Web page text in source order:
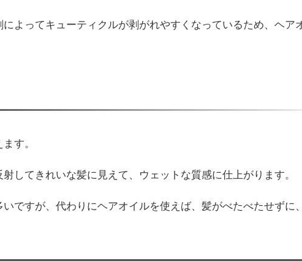
よってキューティクルが剥がれやすくなっているため、ヘア
す。
してきれいな髪に見えて、ウェットな質感に仕上がります。
ですが、代わりにヘアオイルを使えば、髪がべたべたせずに